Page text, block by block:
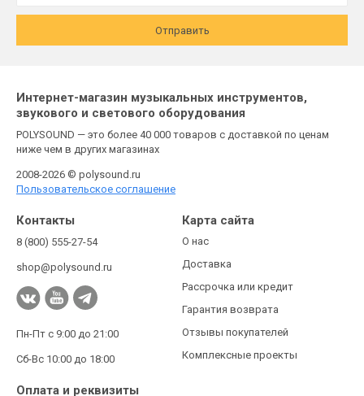
Отправить
Интернет-магазин музыкальных инструментов,
звукового и светового оборудования
POLYSOUND — это более 40 000 товаров с доставкой по ценам
ниже чем в других магазинах
2008-2026 © polysound.ru
Пользовательское соглашение
Контакты
8 (800) 555-27-54
shop@polysound.ru
Пн-Пт с 9:00 до 21:00
Сб-Вс 10:00 до 18:00
Карта сайта
О нас
Доставка
Рассрочка или кредит
Гарантия возврата
Отзывы покупателей
Комплексные проекты
Оплата и реквизиты